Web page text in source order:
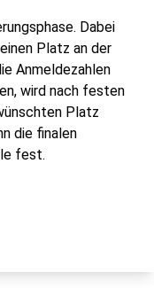
Dabei
Platz an der
Anmeldezahlen
wird nach festen
Platz
die finalen
fest.